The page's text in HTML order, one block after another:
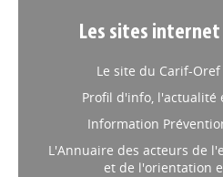
Les sites
Le site du Carif-
Profil d'info, l'actualité
Information
L'Annuaire des acteurs de
et de l'orientation